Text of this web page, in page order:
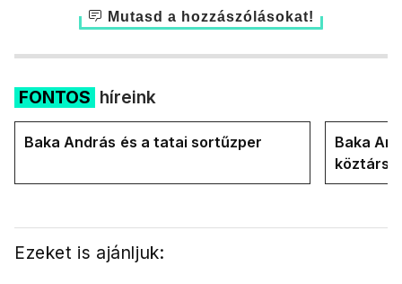
Mutasd a hozzászólásokat!
FONTOS híreink
Baka András és a tatai sortűzper
Baka
Ezeket is ajánljuk: